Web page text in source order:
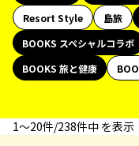
Resort Style
島旅
BOOKS スペシャルコラボ
BOOKS 旅と健康
1〜20件/238件中 を表示